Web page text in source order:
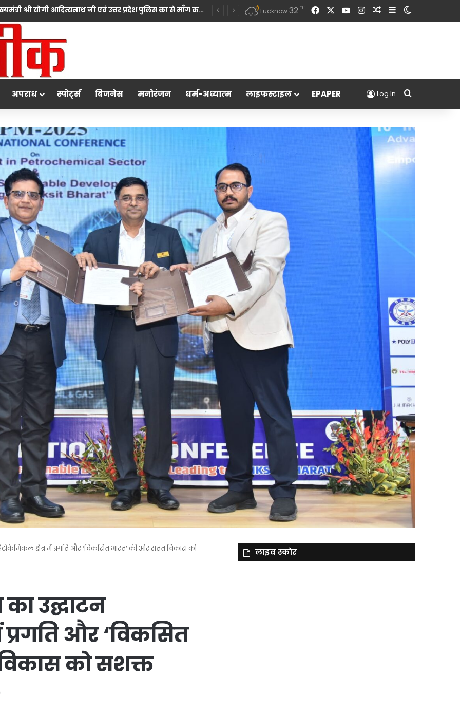
*10 महीने की बच्ची की मां पंखुड़ी श्रीवास्तव बनीं Mrs. मिसेज़ वर्ल्ड इंटरनेशनल 2026 की फर्स्ट रनर-अप, मां बनना सपनों का अंत नहीं शुरुआत है का दिया संदेश* Lucknow32 ℃ FacebookYouTubeInstagram
Random Article
Sidebar
अपराध स्पोर्ट्स बिजनेस मनोरंजन धर्म-अध्‍यात्‍म लाइफस्टाइल EPAPER Log In Search for
क्षेत्र में प्रगति और ‘विकसित भारत’ की ओर सतत विकास को
उद्घाटन
प्रगति और ‘विकसित
को सशक्त
लाइव स्कोर